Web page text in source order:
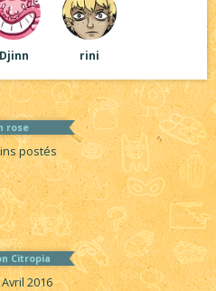
Djinn rini
rose
postés
Citropia
2016